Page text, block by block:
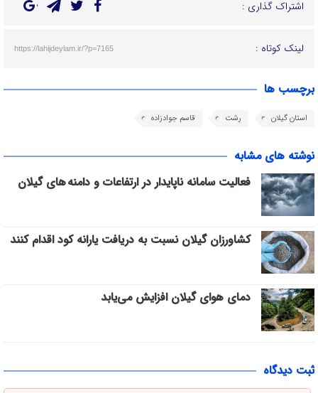
اشتراک گذاری :
لینک کوتاه : https://lahijdeylam.ir/?p=7165
برچسب ها
استان گیلان رشت قاسم جوادزاده
نوشته های مشابه
فعالیت سامانه ناپایدار در ارتفاعات و دامنه های گیلان
کشاورزان گیلان نسبت به دریافت یارانه کود اقدام کنند
دمای هوای گیلان افزایش می‌یابد
ثبت دیدگاه